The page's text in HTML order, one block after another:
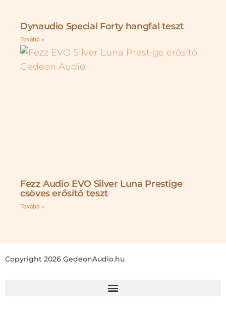
Dynaudio Special Forty hangfal teszt
Tovább »
Fezz Audio EVO Silver Luna Prestige
csöves erősítő teszt
Tovább »
Copyright 2026 GedeonAudio.hu